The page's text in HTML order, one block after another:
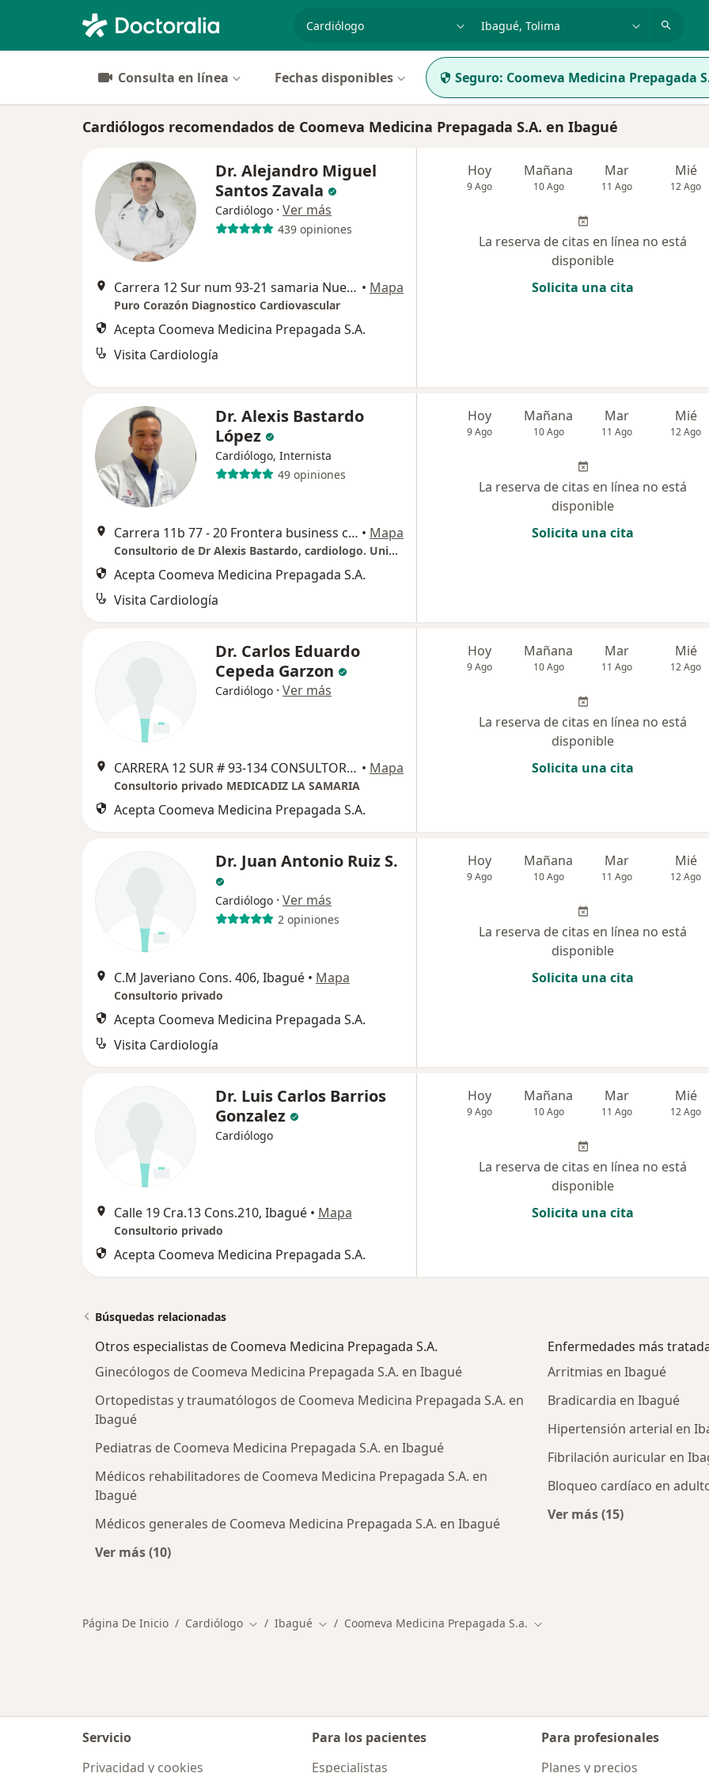
especialidad, enfermedad o nombre
p. ej. Bogotá
Consulta en línea Fechas disponibles Seguro: Coomeva Medicina Prepagada
Cardiólogos recomendados de Coomeva Medicina Prepagada S.A. en Ibagué
Dr. Alejandro Miguel
Santos Zavala
Cardiólogo · Ver más
439 opiniones
Carrera 12 Sur num 93-21 samaria Nueva Clinica Medicadiz Torre de consultorio # 204, Ibagué • Mapa
Puro Corazón Diagnostico Cardiovascular
Acepta Coomeva Medicina Prepagada S.A.
Visita Cardiología
Hoy
9 Ago
Mañana
10 Ago
Mar
11 Ago
Mié
12 Ago
La reserva de citas en línea no está
disponible
Solicita una cita
Dr. Alexis Bastardo
López
Cardiólogo, Internista
49 opiniones
Carrera 11b 77 - 20 Frontera business center local 301, Ibagué • Mapa
Consultorio de Dr Alexis Bastardo, cardiologo. Unidad especializada en falla cardiaca Ikigai
Acepta Coomeva Medicina Prepagada S.A.
Visita Cardiología
Hoy
9 Ago
Mañana
10 Ago
Mar
11 Ago
Mié
12 Ago
La reserva de citas en línea no está
disponible
Solicita una cita
Dr. Carlos Eduardo
Cepeda Garzon
Cardiólogo · Ver más
CARRERA 12 SUR # 93-134 CONSULTORIO 911, Ibagué • Mapa
Consultorio privado MEDICADIZ LA SAMARIA
Acepta Coomeva Medicina Prepagada S.A.
Hoy
9 Ago
Mañana
10 Ago
Mar
11 Ago
Mié
12 Ago
La reserva de citas en línea no está
disponible
Solicita una cita
Dr. Juan Antonio Ruiz S.
Cardiólogo · Ver más
2 opiniones
C.M Javeriano Cons. 406, Ibagué • Mapa
Consultorio privado
Acepta Coomeva Medicina Prepagada S.A.
Visita Cardiología
Hoy
9 Ago
Mañana
10 Ago
Mar
11 Ago
Mié
12 Ago
La reserva de citas en línea no está
disponible
Solicita una cita
Dr. Luis Carlos Barrios
Gonzalez
Cardiólogo
Calle 19 Cra.13 Cons.210, Ibagué • Mapa
Consultorio privado
Acepta Coomeva Medicina Prepagada S.A.
Hoy
9 Ago
Mañana
10 Ago
Mar
11 Ago
Mié
12 Ago
La reserva de citas en línea no está
disponible
Solicita una cita
Búsquedas relacionadas
Otros especialistas de Coomeva Medicina Prepagada S.A.
Ginecólogos de Coomeva Medicina Prepagada S.A. en Ibagué
Ortopedistas y traumatólogos de Coomeva Medicina Prepagada S.A. en
Ibagué
Pediatras de Coomeva Medicina Prepagada S.A. en Ibagué
Médicos rehabilitadores de Coomeva Medicina Prepagada S.A. en
Ibagué
Médicos generales de Coomeva Medicina Prepagada S.A. en Ibagué
Ver más (10)
Enfermedades más
Arritmias en Ibagué
Bradicardia en Ibagué
Hipertensión arterial en
Fibrilación auricular en
Bloqueo cardíaco en
Ver más (15)
Página De Inicio Cardiólogo Cambiar de ciudad
Ibagué Cambiar de ciudad
Coomeva Medicina Prepagada S.a. Cambiar de ciudad
Servicio
Privacidad y cookies
Para los pacientes
Especialistas
Para profesionales
Planes y precios